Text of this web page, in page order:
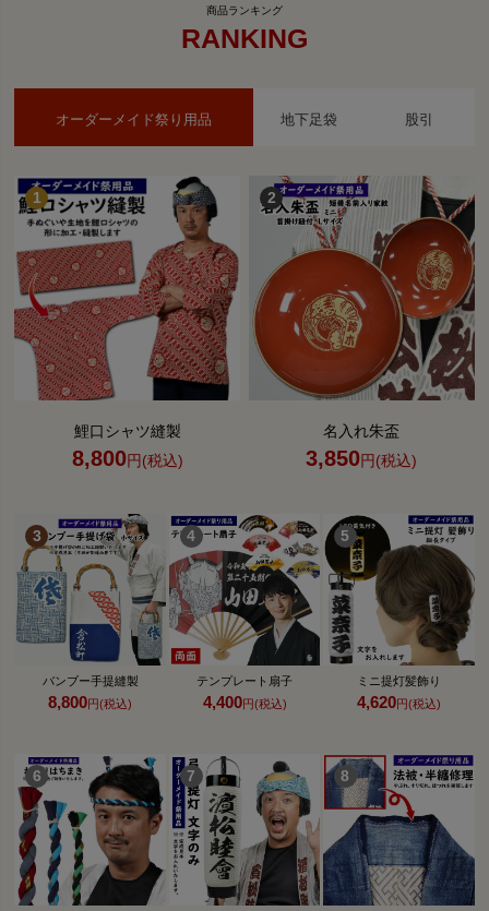
RANKING
オーダーメイド祭り用品 地下足袋 股引
鯉口シャツ縫製
8,800円(税込)
名入れ朱盃
3,850円(税込)
バンブー手提縫製
8,800円(税込)
テンプレート扇子
4,400円(税込)
ミニ提灯髪飾り
4,620円(税込)